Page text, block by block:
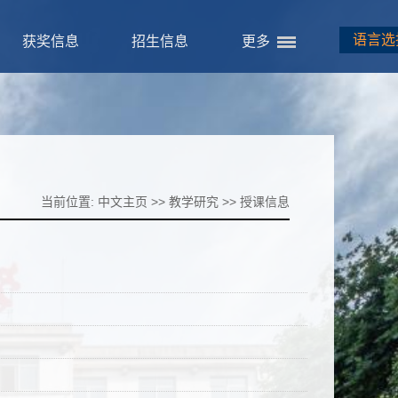
语言选
获奖信息 招生信息 更多
当前位置: 中文主页 >> 教学研究 >> 授课信息